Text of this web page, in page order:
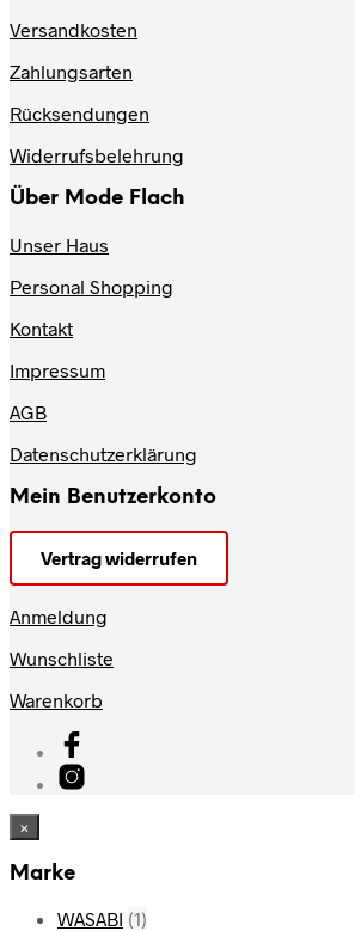
Versandkosten
Zahlungsarten
Rücksendungen
Widerrufsbelehrung
Über Mode Flach
Unser Haus
Personal Shopping
Kontakt
Impressum
AGB
Datenschutzerklärung
Mein Benutzerkonto
Vertrag widerrufen
Anmeldung
Wunschliste
Warenkorb
×
Marke
WASABI (1)